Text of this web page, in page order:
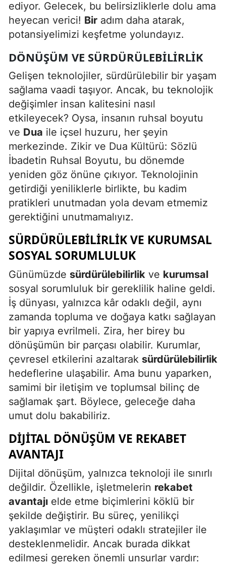
Yalova
Karabük
Kilis
Osmaniye
Düzce
ediyor. Gelecek, bu belirsizliklerle dolu ama
heyecan verici! Bir adım daha atarak,
potansiyelimizi keşfetme yolundayız.
DÖNÜŞÜM VE SÜRDÜRÜLEBILIRLIK
Gelişen teknolojiler, sürdürülebilir bir yaşam
sağlama vaadi taşıyor. Ancak, bu teknolojik
değişimler insan kalitesini nasıl
etkileyecek? Oysa, insanın ruhsal boyutu
ve Dua ile içsel huzuru, her şeyin
merkezinde. Zikir ve Dua Kültürü: Sözlü
İbadetin Ruhsal Boyutu, bu dönemde
yeniden göz önüne çıkıyor. Teknolojinin
getirdiği yeniliklerle birlikte, bu kadim
pratikleri unutmadan yola devam etmemiz
gerektiğini unutmamalıyız.
SÜRDÜRÜLEBILIRLIK VE KURUMSAL
SOSYAL SORUMLULUK
Günümüzde sürdürülebilirlik ve kurumsal
sosyal sorumluluk bir gereklilik haline geldi.
İş dünyası, yalnızca kâr odaklı değil, aynı
zamanda topluma ve doğaya katkı sağlayan
bir yapıya evrilmeli. Zira, her birey bu
dönüşümün bir parçası olabilir. Kurumlar,
çevresel etkilerini azaltarak sürdürülebilirlik
hedeflerine ulaşabilir. Ama bunu yaparken,
samimi bir iletişim ve toplumsal bilinç de
sağlamak şart. Böylece, geleceğe daha
umut dolu bakabiliriz.
DIJITAL DÖNÜŞÜM VE REKABET
AVANTAJI
Dijital dönüşüm, yalnızca teknoloji ile sınırlı
değildir. Özellikle, işletmelerin rekabet
avantajı elde etme biçimlerini köklü bir
şekilde değiştirir. Bu süreç, yenilikçi
yaklaşımlar ve müşteri odaklı stratejiler ile
desteklenmelidir. Ancak burada dikkat
edilmesi gereken önemli unsurlar vardır: